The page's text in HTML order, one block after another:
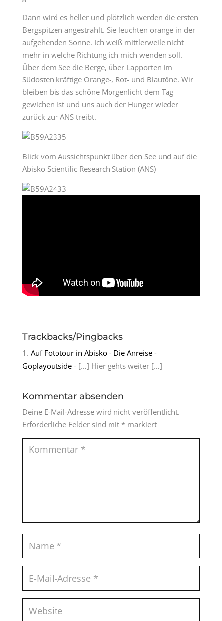
Dann wird es heller und plötzlich werden die ersten
Bergspitzen angestrahlt. Sie leuchten orange in der
aufgehenden Sonne. Ich weiß mittlerweile nicht
mehr in welche Richtung ich mich wenden soll.
Über dem See die Berge, über Lapporten im
Südosten kräftige Orange-, Rot- und Blautöne. Wir
bleiben bis das schöne Morgenlicht dem Tag
gewichen ist und uns auch der Hunger wieder
zurück zur ANS treibt.
Blick vom Aussichtspunkt über den See und auf die
Abisko Scientific Research Station (ANS)
Trackbacks/Pingbacks
Auf Fototour in Abisko - Die Anreise -
Goplayoutside- […] Hier gehts weiter […]
Kommentar absenden
Deine E-Mail-Adresse wird nicht veröffentlicht.
Erforderliche Felder sind mit *markiert